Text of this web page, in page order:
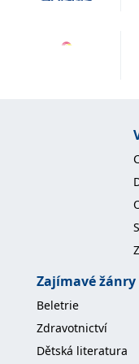
Zajímavé žánry
Beletrie
Zdravotnictví
Dětská literatura